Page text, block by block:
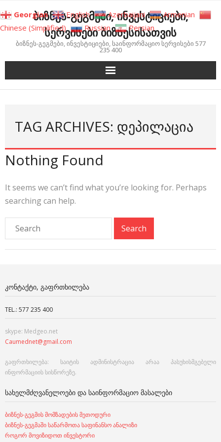
to
content
ბიზნეს-გეგმები, ინვესტიციები,
სერვისები ბიზნესისათვის
ბიზნეს-გეგმები, ინვესტიციები, საინფორმაციო სერვისები 577
235 400
TAG ARCHIVES: ᲓᲔᲞᲘᲚᲐᲪᲘᲐ
Nothing Found
It seems we can’t find what you’re looking for. Perhaps
searching can help.
ᲙᲝᲜᲢᲐᲥᲢᲘ, ᲒᲐᲤᲠᲗᲮᲘᲚᲔᲑᲐ
TEL.: 577 235 400
skype: Medgeo.net
Caumednet@gmail.com
გაფრთხილება: საიტის ადმინისტრაცია არაა პასუხისმგებელი
ინფორმაციის სისწორეზე.
ᲡᲐᲮᲔᲚᲛᲫᲦᲕᲐᲜᲔᲚᲝᲔᲑᲘ ᲓᲐ ᲡᲐᲘᲜᲤᲝᲠᲛᲐᲪᲘᲝ ᲛᲐᲡᲐᲚᲔᲑᲘ
ბიზნეს-გეგმის მომზადების მეთოდური
ბიზნეს-გეგმაში საწარმოთა საფინანსო ანალიზი
როგორ მოვიზიდოთ ინვესტორი
Georgian English Azerbaijani
Armenian
Chinese (Simplified)
Russian Persian